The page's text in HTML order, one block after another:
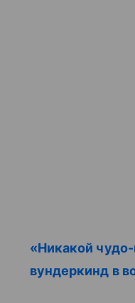
«Никакой
вундеркинд в